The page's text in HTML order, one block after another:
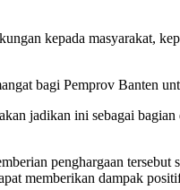
kepada masyarakat,
bagi Pemprov Banten
jadikan ini sebagai
penghargaan
memberikan dampak